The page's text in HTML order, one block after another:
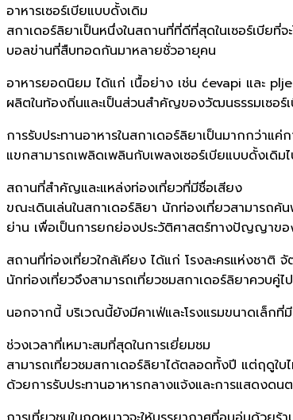
อาหารเซอร์เบียแบบดั้งเดิม
สกาเดอร์ลิยาเป็นหนึ่งในสถานที่ที่ดีที่สุดในเซอร์เบีย
บอลข่านที่สืบทอดกันมาหลายชั่วอายุคน
อาหารยอดนิยม ได้แก่ เนื้อย่าง เช่น ćevapi และ
ผลิตในท้องถิ่นและเป็นส่วนสำคัญของวัฒนธรรมเซอร์
การรับประทานอาหารในสกาเดอร์ลิยาเป็นมากกว่า
แขกสามารถเพลิดเพลินกับเพลงเซอร์เบียแบบดั้งเดิ
สถานที่สำคัญและแหล่งท่องเที่ยวที่มีชื่อเสียง
ขณะเดินเล่นในสกาเดอร์ลิยา นักท่องเที่ยวสามารถ
ย่าน เพื่อเป็นการยกย่องประวัติศาสตร์ทางปัญญาข
สถานที่ท่องเที่ยวใกล้เคียง ได้แก่ โรงละครแห่งชาติ
นักท่องเที่ยวจึงสามารถเที่ยวชมสกาเดอร์ลิยาควบคู่
นอกจากนี้ บริเวณนี้ยังมีคาเฟ่และโรงแรมขนาดเล็ก
ช่วงเวลาที่เหมาะสมที่สุดในการเยี่ยมชม
สามารถเที่ยวชมสกาเดอร์ลิยาได้ตลอดทั้งปี แต่ฤดูใบ
ด้วยการรับประทานอาหารกลางแจ้งและการแสดงด